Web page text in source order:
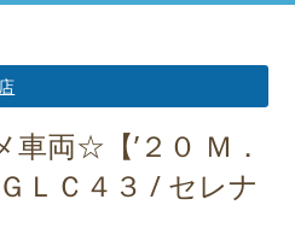
定のご案内
舗案内両☆【’２０ Ｍ．
ＬＣ４３ / セレナ